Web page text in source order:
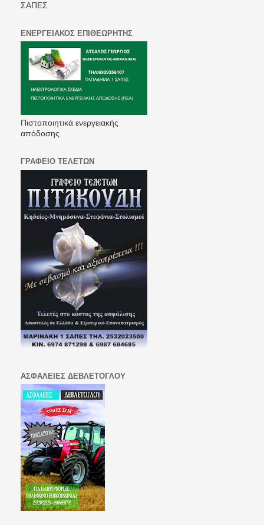
ΣΑΠΕΣ
ΕΝΕΡΓΕΙΑΚΟΣ ΕΠΙΘΕΩΡΗΤΗΣ
Πιστοποιητικά ενεργειακής
απόδοσης
ΓΡΑΦΕΙΟ ΤΕΛΕΤΩΝ
ΑΣΦΑΛΕΙΕΣ ΔΕΒΛΕΤΟΓΛΟΥ